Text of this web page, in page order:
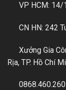
VP HCM: 14/
CN HN: 242
Xưởng Gia
Rịa, TP. Hồ Chí
0868.460.260